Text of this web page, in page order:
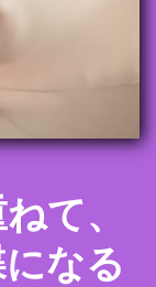
て、
なる